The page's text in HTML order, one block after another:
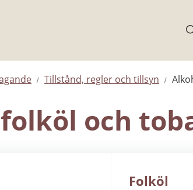
Tillstånd, regler och tillsyn
och
Folköl